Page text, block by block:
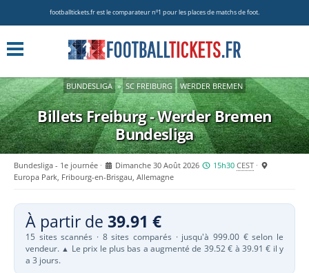
footballtickets.fr est le comparateur nº1 pour les places de matchs de foot.
BUNDESLIGA » SC FREIBURG WERDER BREMEN
Billets Freiburg - Werder Bremen
Bundesliga
Bundesliga - 1e journée Dimanche 30 Août 2026 15h30 CEST
Europa Park, Fribourg-en-Brisgau, Allemagne
À partir de 39.91 €
15 sites scannés · 8 sites comparés · jusqu'à 999.00 € selon le
vendeur. ▲ Le prix le plus bas a augmenté de 39.52 € à 39.91 € il y
a 3 jours.